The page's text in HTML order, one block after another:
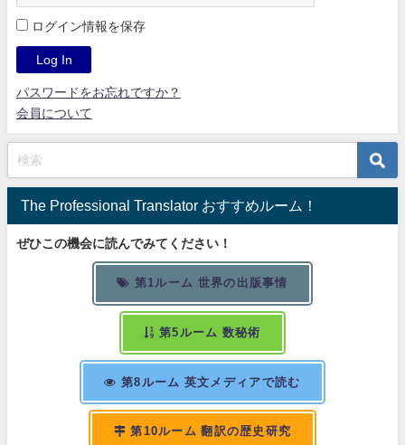
ログイン情報を保存
パスワードをお忘れですか？
会員について
The Professional Translator おすすめルーム！
ぜひこの機会に読んでみてください！
第1ルーム 世界の出版事情
第5ルーム 数秘術
第8ルーム 英文メディアで読む
第10ルーム 翻訳の歴史研究